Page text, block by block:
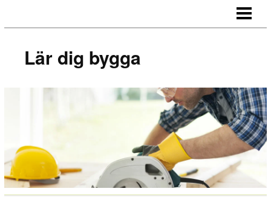
BYGG EGEN SÄNGGAVEL
BYGGA BORD AV LASTPALLAR
Lär dig bygga